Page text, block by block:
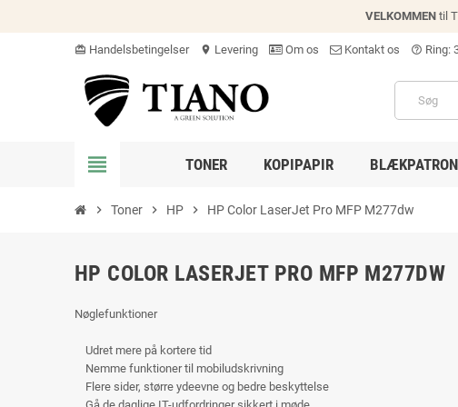
VELKOMMEN til
card_giftcard Handelsbetingelser location_on Levering Om os Kontakt os help_outline Ring:
view_headline TONER KOPIPAPIR
chevron_right Toner chevron_right HP chevron_right HP Color LaserJet Pro MFP M277dw
HP COLOR LASERJET PRO MFP M277DW
Nøglefunktioner
Udret mere på kortere tid
Nemme funktioner til mobiludskrivning
Flere sider, større ydeevne og bedre beskyttelse